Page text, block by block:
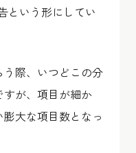
という形にしてい
際、いつどこの分
すが、項目が細か
大な項目数となっ